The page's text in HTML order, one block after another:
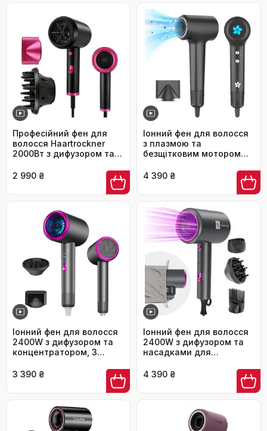
змотуванням кабелю,
чорний/рожеве золото
стайлінг кучерявого
волосся
Професійний фен для
волосся Haartrockner
2000Вт з дифузором та
режими швидкості та
температури, захист від
перегріву, для дому та
салонів
2 990 ₴
Іонний фен для волосся
з плазмою та
безщітковим мотором
інтелектуальний
рівень шуму 57дБ,
темно-сірий
4 390 ₴
Іонний фен для волосся
2400W з дифузором та
концентратором, 3
ефект, складаний, сірий
3 390 ₴
Іонний фен для волосся
2400W з дифузором та
насадками для
дорожній фен з
контролем температури,
сірий
4 390 ₴